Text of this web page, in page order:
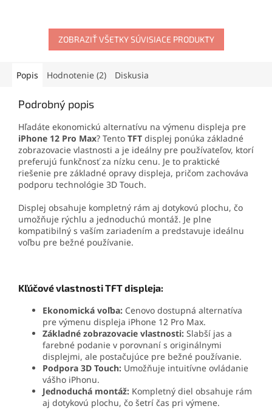
domácu výmenu displeja.
rýchlu opravu a obnovenie
pôvodného vzhľadu
telefónu. Perfektná
inštalácia pre maximálnu
ZOBRAZIŤ VŠETKY SÚVISIACE PRODUKTY
Popis Hodnotenie (2) Diskusia
Podrobný popis
Hľadáte ekonomickú alternatívu na výmenu displeja pre
iPhone 12 Pro Max? Tento TFT displej ponúka základné
zobrazovacie vlastnosti a je ideálny pre používateľov, ktorí
preferujú funkčnosť za nízku cenu. Je to praktické
riešenie pre základné opravy displeja, pričom zachováva
podporu technológie 3D Touch.
Displej obsahuje kompletný rám aj dotykovú plochu, čo
umožňuje rýchlu a jednoduchú montáž. Je plne
kompatibilný s vaším zariadením a predstavuje ideálnu
voľbu pre bežné používanie.
Kľúčové vlastnosti TFT displeja:
Ekonomická voľba: Cenovo dostupná alternatíva
pre výmenu displeja iPhone 12 Pro Max.
Základné zobrazovacie vlastnosti: Slabší jas a
farebné podanie v porovnaní s originálnymi
displejmi, ale postačujúce pre bežné používanie.
Podpora 3D Touch: Umožňuje intuitívne ovládanie
vášho iPhonu.
Jednoduchá montáž: Kompletný diel obsahuje rám
aj dotykovú plochu, čo šetrí čas pri výmene.